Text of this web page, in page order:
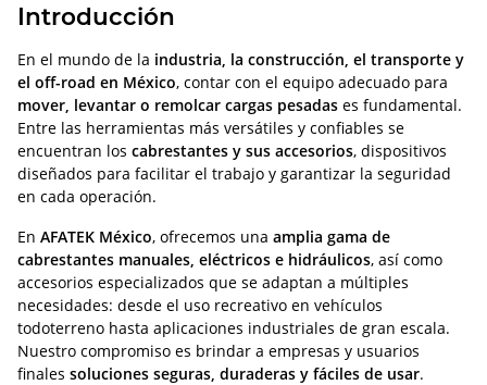
Introducción
En el mundo de la industria, la construcción, el transporte y
el off-road en México, contar con el equipo adecuado para
mover, levantar o remolcar cargas pesadas es fundamental.
Entre las herramientas más versátiles y confiables se
encuentran los cabrestantes y sus accesorios, dispositivos
diseñados para facilitar el trabajo y garantizar la seguridad
en cada operación.
En AFATEK México, ofrecemos una amplia gama de
cabrestantes manuales, eléctricos e hidráulicos, así como
accesorios especializados que se adaptan a múltiples
necesidades: desde el uso recreativo en vehículos
todoterreno hasta aplicaciones industriales de gran escala.
Nuestro compromiso es brindar a empresas y usuarios
finales soluciones seguras, duraderas y fáciles de usar.